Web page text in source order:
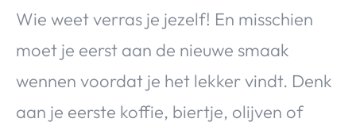
Wie weet verras je jezelf! En misschien
moet je eerst aan de nieuwe smaak
wennen voordat je het lekker vindt. Denk
aan je eerste koffie, biertje, olijven of